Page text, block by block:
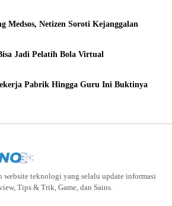
Medsos, Netizen Soroti Kejanggalan
Jadi Pelatih Bola Virtual
Pabrik Hingga Guru Ini Buktinya
website teknologi yang selalu update informasi
Tips & Trik, Game, dan Sains.